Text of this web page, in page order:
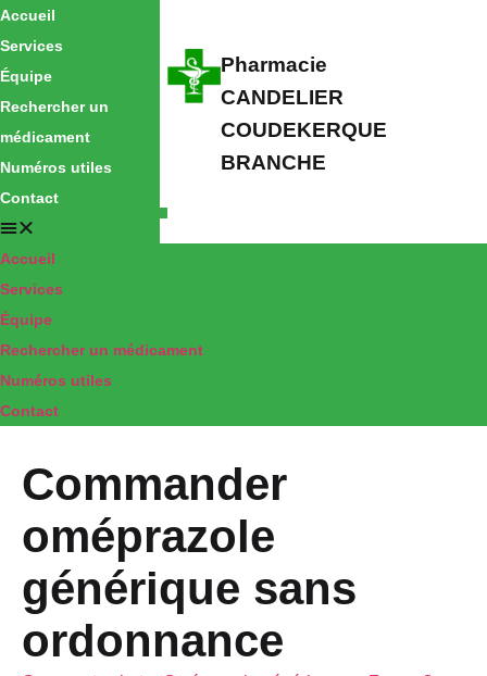
Pharmacie
CANDELIER
COUDEKERQUE
BRANCHE
Accueil
Services
Équipe
Rechercher un
médicament
Numéros utiles
Contact
Accueil
Services
Équipe
Rechercher un médicament
Numéros utiles
Contact
Commander
oméprazole
générique sans
ordonnance